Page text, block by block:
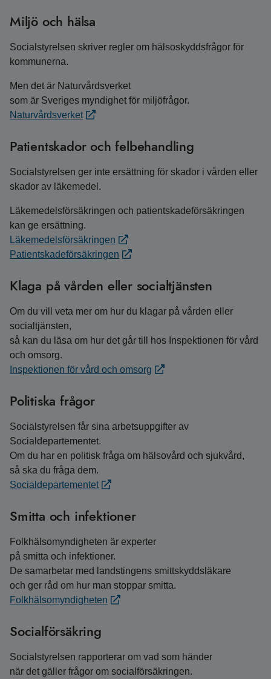
Miljö och hälsa
Socialstyrelsen skriver regler om hälsoskyddsfrågor för
kommunerna.
Men det är Naturvårdsverket
som är Sveriges myndighet för miljöfrågor.
Naturvårdsverket
Patientskador och felbehandling
Socialstyrelsen ger inte ersättning för skador i vården eller
skador av läkemedel.
Läkemedelsförsäkringen och patientskadeförsäkringen
kan ge ersättning.
Läkemedelsförsäkringen
Patientskadeförsäkringen
Klaga på vården eller socialtjänsten
Om du vill veta mer om hur du klagar på vården eller
socialtjänsten,
så kan du läsa om hur det går till hos Inspektionen för vård
och omsorg.
Inspektionen för vård och omsorg
Politiska frågor
Socialstyrelsen får sina arbetsuppgifter av
Socialdepartementet.
Om du har en politisk fråga om hälsovård och sjukvård,
så ska du fråga dem.
Socialdepartementet
Smitta och infektioner
Folkhälsomyndigheten är experter
på smitta och infektioner.
De samarbetar med landstingens smittskyddsläkare
och ger råd om hur man stoppar smitta.
Folkhälsomyndigheten
Socialförsäkring
Socialstyrelsen rapporterar om vad som händer
när det gäller frågor om socialförsäkringen.